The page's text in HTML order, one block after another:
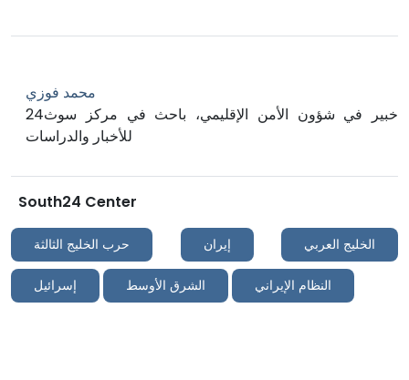
محمد فوزي
خبير في شؤون الأمن الإقليمي، باحث في مركز سوث24
للأخبار والدراسات
South24 Center
حرب الخليج الثالثة إيران الخليج العربي
إسرائيل الشرق الأوسط النظام الإيراني